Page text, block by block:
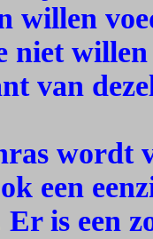
willen
niet
van
wordt
een
Er is een